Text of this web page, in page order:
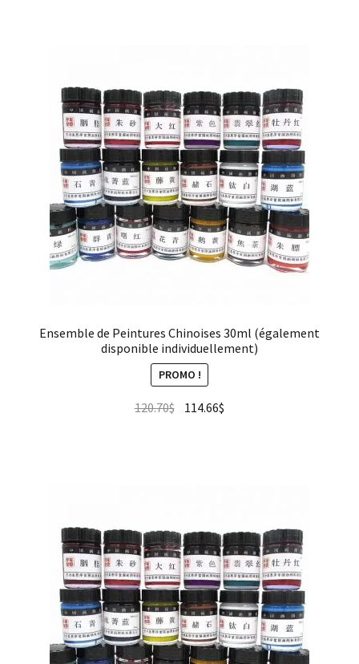
Ensemble de Peintures Chinoises 30ml (également
disponible individuellement)
PROMO !
120.70$ 114.66$